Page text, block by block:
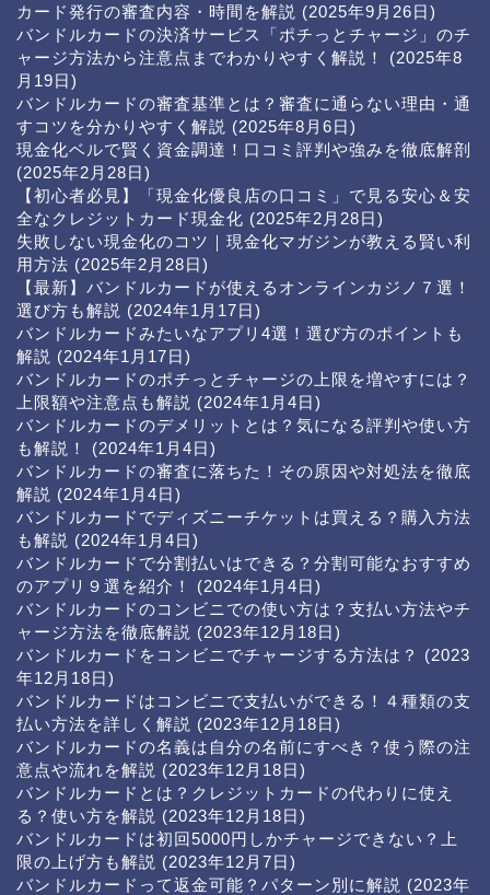
カード発行の審査内容・時間を解説 (2025年9月26日)
バンドルカードの決済サービス「ポチっとチャージ」のチ
ャージ方法から注意点までわかりやすく解説！
(2025年8
月19日)
バンドルカードの審査基準とは？審査に通らない理由・通
すコツを分かりやすく解説 (2025年8月6日)
現金化ベルで賢く資金調達！口コミ評判や強みを徹底解剖
(2025年2月28日)
【初心者必見】「現金化優良店の口コミ」で見る安心＆安
全なクレジットカード現金化 (2025年2月28日)
失敗しない現金化のコツ｜現金化マガジンが教える賢い利
用方法 (2025年2月28日)
【最新】バンドルカードが使えるオンラインカジノ７選！
選び方も解説 (2024年1月17日)
バンドルカードみたいなアプリ4選！選び方のポイントも
解説 (2024年1月17日)
バンドルカードのポチっとチャージの上限を増やすには？
上限額や注意点も解説 (2024年1月4日)
バンドルカードのデメリットとは？気になる評判や使い方
も解説！
(2024年1月4日)
バンドルカードの審査に落ちた！その原因や対処法を徹底
解説 (2024年1月4日)
バンドルカードでディズニーチケットは買える？購入方法
も解説 (2024年1月4日)
バンドルカードで分割払いはできる？分割可能なおすすめ
のアプリ９選を紹介！
(2024年1月4日)
バンドルカードのコンビニでの使い方は？支払い方法やチ
ャージ方法を徹底解説 (2023年12月18日)
バンドルカードをコンビニでチャージする方法は？
(2023
年12月18日)
バンドルカードはコンビニで支払いができる！４種類の支
払い方法を詳しく解説 (2023年12月18日)
バンドルカードの名義は自分の名前にすべき？使う際の注
意点や流れを解説 (2023年12月18日)
バンドルカードとは？クレジットカードの代わりに使え
る？使い方を解説 (2023年12月18日)
バンドルカードは初回5000円しかチャージできない？上
限の上げ方も解説 (2023年12月7日)
バンドルカードって返金可能？パターン別に解説 (2023年